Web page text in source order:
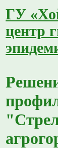
ГУ
центр